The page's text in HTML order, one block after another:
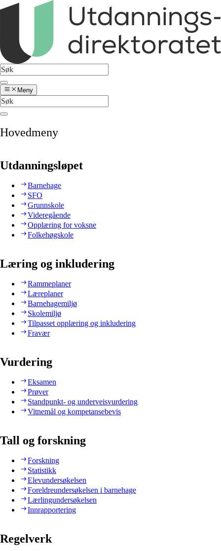
Meny
Hovedmeny
Utdanningsløpet
Barnehage
SFO
Grunnskole
Videregående
Opplæring for voksne
Folkehøgskole
Læring og inkludering
Rammeplaner
Læreplaner
Barnehagemiljø
Skolemiljø
Tilpasset opplæring og inkludering
Fravær
Vurdering
Eksamen
Prøver
Standpunkt- og underveisvurdering
Vitnemål og kompetansebevis
Tall og forskning
Forskning
Statistikk
Elevundersøkelsen
Foreldreundersøkelsen i barnehage
Lærlingundersøkelsen
Innrapportering
Regelverk